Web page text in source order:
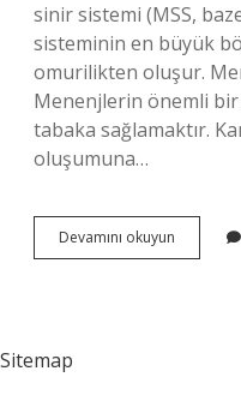
sinir sistemi (MSS,
sisteminin en büyük
omurilikten oluşur.
Menenjlerin önemli
tabaka sağlamaktır.
oluşumuna…
Devamını okuyun
Koruyan
Sitemap